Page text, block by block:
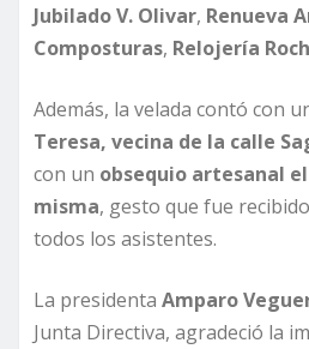
Jubilado V. Olivar, Renueva
Composturas, Relojería Roch
Además, la velada contó con
Teresa, vecina de la calle
con un obsequio artesanal
misma, gesto que fue
todos los asistentes.
La presidenta Amparo
Junta Directiva, agradeció la